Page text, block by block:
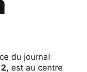
du journal
, est au centre